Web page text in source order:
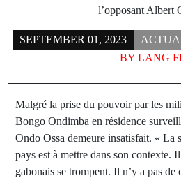
l’opposant
SEPTEMBER 01, 2023
BY LANG
Malgré la prise du pouvoir par les
Bongo Ondimba en résidence
Ondo Ossa demeure insatisfait. « La
pays est à mettre dans son contexte.
gabonais se trompent. Il n’y a pas